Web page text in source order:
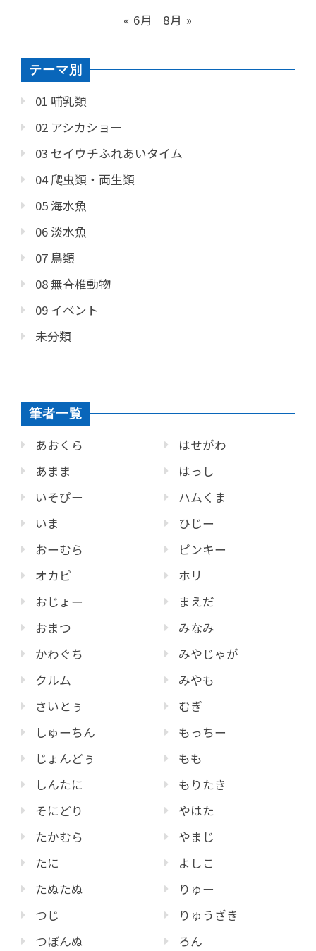
« 6月 8月 »
テーマ別
01 哺乳類
02 アシカショー
03 セイウチふれあいタイム
04 爬虫類・両生類
05 海水魚
06 淡水魚
07 鳥類
08 無脊椎動物
09 イベント
未分類
筆者一覧
あおくら
あまま
いそぴー
いま
おーむら
オカピ
おじょー
おまつ
かわぐち
クルム
さいとぅ
しゅーちん
じょんどぅ
しんたに
そにどり
たかむら
たに
たぬたぬ
つじ
つぼんぬ
はせがわ
はっし
ハムくま
ひじー
ピンキー
ホリ
まえだ
みなみ
みやじゃが
みやも
むぎ
もっちー
もも
もりたき
やはた
やまじ
よしこ
りゅー
りゅうざき
ろん